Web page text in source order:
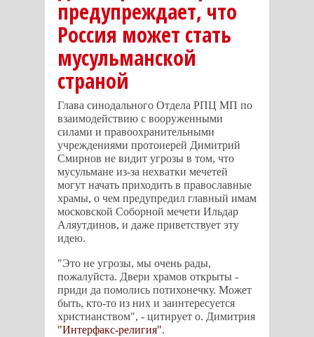
предупреждает, что
Россия может стать
мусульманской
страной
Глава синодального Отдела РПЦ МП по
взаимодействию с вооруженными
силами и правоохранительными
учреждениями протоиерей Димитрий
Смирнов не видит угрозы в том, что
мусульмане из-за нехватки мечетей
могут начать приходить в православные
храмы, о чем предупредил главный имам
московской Соборной мечети Ильдар
Аляутдинов, и даже приветствует эту
идею.
"Это не угрозы, мы очень рады,
пожалуйста. Двери храмов открыты -
приди да помолись потихонечку. Может
быть, кто-то из них и заинтересуется
христианством", - цитирует о. Димитрия
"Интерфакс-религия".